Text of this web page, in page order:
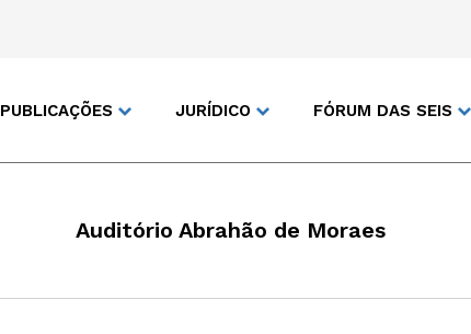
PUBLICAÇÕES JURÍDICO FÓRUM DAS SEIS
Auditório Abrahão de Moraes